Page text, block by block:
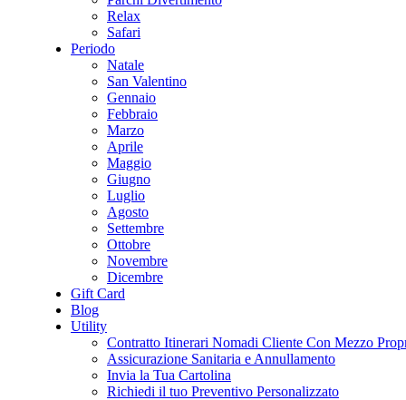
Relax
Safari
Periodo
Natale
San Valentino
Gennaio
Febbraio
Marzo
Aprile
Maggio
Giugno
Luglio
Agosto
Settembre
Ottobre
Novembre
Dicembre
Gift Card
Blog
Utility
Contratto Itinerari Nomadi Cliente Con Mezzo
Assicurazione Sanitaria e Annullamento
Invia la Tua Cartolina
Richiedi il tuo Preventivo Personalizzato